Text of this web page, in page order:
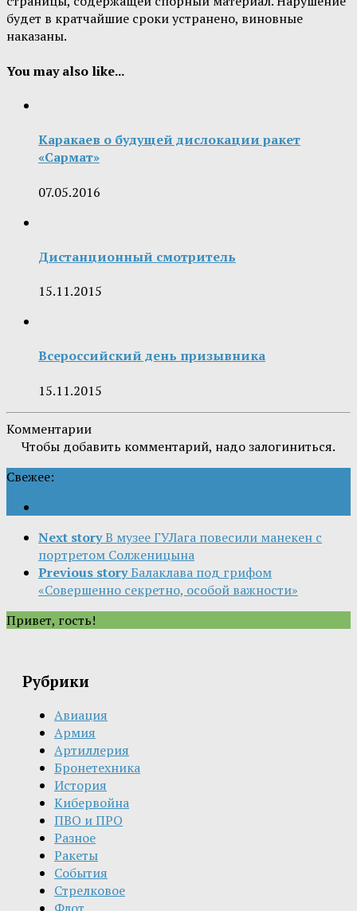
будет в кратчайшие сроки устранено, виновные
наказаны.
You may also like...
Каракаев о будущей дислокации ракет
«Сармат»
07.05.2016
Дистанционный смотритель
15.11.2015
Всероссийский день призывника
15.11.2015
Комментарии
Чтобы добавить комментарий, надо залогиниться.
Свежее:
Next storyВ музее ГУЛага повесили манекен с
портретом Солженицына
Previous storyБалаклава под грифом
«Совершенно секретно, особой важности»
Привет, гость!
Рубрики
Авиация
Армия
Артиллерия
Бронетехника
История
Кибервойна
ПВО и ПРО
Разное
Ракеты
События
Стрелковое